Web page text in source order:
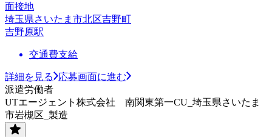
面接地
埼玉県さいたま市北区吉野町
吉野原駅
交通費支給
詳細を見る
応募画面に進む
派遣労働者
UTエージェント株式会社 南関東第一CU_埼玉県さいたま
市岩槻区_製造